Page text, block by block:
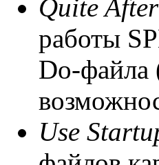
Quite
работы
Do-файла
Use